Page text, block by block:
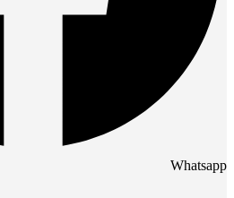
Whatsapp